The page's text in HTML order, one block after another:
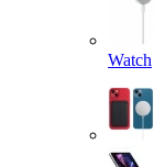
Watch